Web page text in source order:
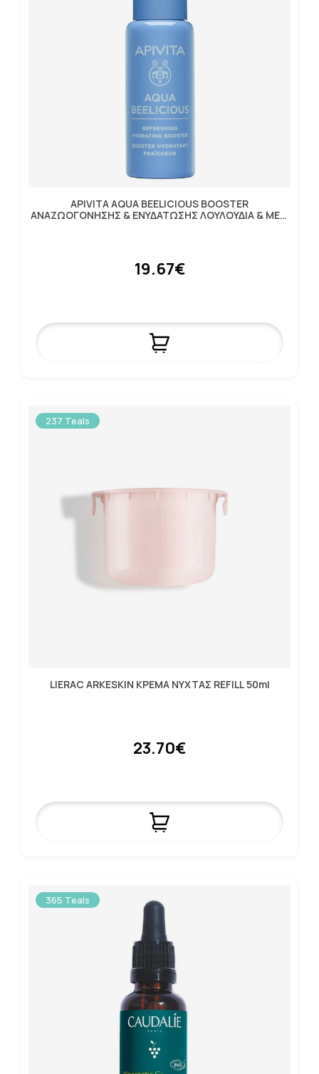
APIVITA AQUA BEELICIOUS BOOSTER
AΝΑΖΩΟΓΟΝΗΣΗΣ & ΕΝΥΔΑΤΩΣΗΣ ΛΟΥΛΟΥΔΙΑ & ΜΕΛΙ
19.67€
237 Teals
LIERAC ARKESKIN ΚΡΕΜΑ ΝΥΧΤΑΣ REFILL 50ml
23.70€
365 Teals